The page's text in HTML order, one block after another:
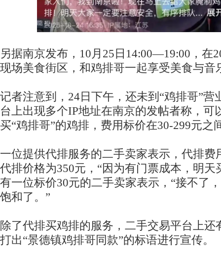
另据南京发布，10月25日14:00—19:00，在
现场美食街区，和鸡排哥一起享受美食与音
记者注意到，24日下午，还未到“鸡排哥”营
台上出现多个IP地址在南京的发帖者称，可
买“鸡排哥”的鸡排，费用标价在30-299元之
一位提供代排服务的二手卖家表示，代排费
代排价格为350元，“因为有门票成本，明天
有一位标价30元的二手卖家表示，“接不了
饱和了。”
除了代排买鸡排的服务，二手交易平台上还
打出“景德镇鸡排哥同款”的标语进行宣传。